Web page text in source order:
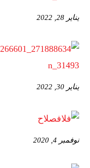
يناير 28, 2022
يناير 30, 2022
نوفمبر 4, 2020